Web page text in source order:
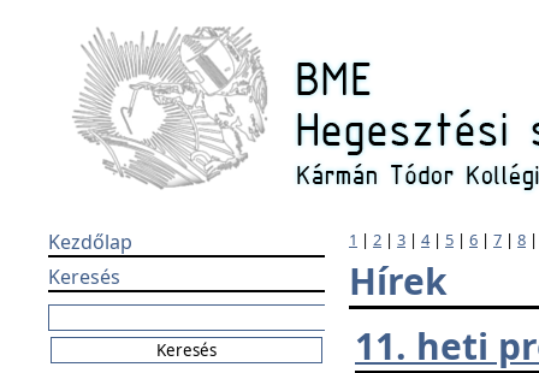
Kezdőlap
Keresés
1 | 2 | 3 | 4| 5 | 6 | 7 | 8
Hírek
11. heti